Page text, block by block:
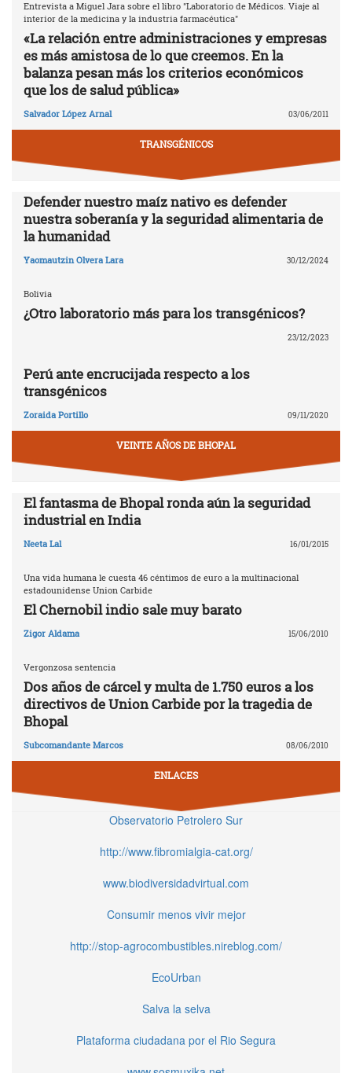
Entrevista a Miguel Jara sobre el libro "Laboratorio de Médicos. Viaje al
interior de la medicina y la industria farmacéutica"
«La relación entre administraciones y empresas
es más amistosa de lo que creemos. En la
balanza pesan más los criterios económicos
que los de salud pública»
Salvador López Arnal 03/06/2011
TRANSGÉNICOS
Defender nuestro maíz nativo es defender
nuestra soberanía y la seguridad alimentaria de
la humanidad
Yaomautzin Olvera Lara 30/12/2024
Bolivia
¿Otro laboratorio más para los transgénicos?
23/12/2023
Perú ante encrucijada respecto a los
transgénicos
Zoraida Portillo 09/11/2020
VEINTE AÑOS DE BHOPAL
El fantasma de Bhopal ronda aún la seguridad
industrial en India
Neeta Lal 16/01/2015
Una vida humana le cuesta 46 céntimos de euro a la multinacional
estadounidense Union Carbide
El Chernobil indio sale muy barato
Zigor Aldama 15/06/2010
Vergonzosa sentencia
Dos años de cárcel y multa de 1.750 euros a los
directivos de Union Carbide por la tragedia de
Bhopal
Subcomandante Marcos 08/06/2010
ENLACES
Observatorio Petrolero Sur
http://www.fibromialgia-cat.org/
www.biodiversidadvirtual.com
Consumir menos vivir mejor
http://stop-agrocombustibles.nireblog.com/
EcoUrban
Salva la selva
Plataforma ciudadana por el Rio Segura